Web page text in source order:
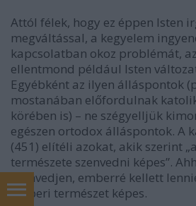
Attól félek, hogy ez éppen Isten
megváltással, a kegyelem
kapcsolatban okoz problémát,
ellentmond például Isten
Egyébként az ilyen álláspontok
mostanában előfordulnak
körében is) – ne szégyelljük
egészen ortodox álláspontok. A
(451) elítéli azokat, akik szerint
természete szenvedni képes”.
szenvedjen, emberré kellett
emberi természet képes.